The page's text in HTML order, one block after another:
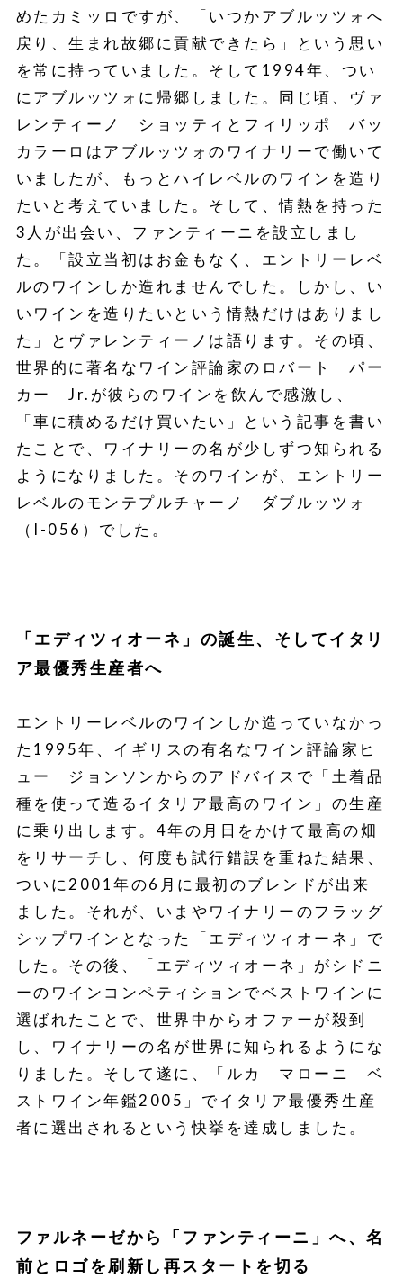
めたカミッロですが、「いつかアブルッツォへ
戻り、生まれ故郷に貢献できたら」という思い
を常に持っていました。そして1994年、つい
にアブルッツォに帰郷しました。同じ頃、ヴァ
レンティーノ ショッティとフィリッポ バッ
カラーロはアブルッツォのワイナリーで働いて
いましたが、もっとハイレベルのワインを造り
たいと考えていました。そして、情熱を持った
3人が出会い、ファンティーニを設立しまし
た。「設立当初はお金もなく、エントリーレベ
ルのワインしか造れませんでした。しかし、い
いワインを造りたいという情熱だけはありまし
た」とヴァレンティーノは語ります。その頃、
世界的に著名なワイン評論家のロバート パー
カー Jr.が彼らのワインを飲んで感激し、
「車に積めるだけ買いたい」という記事を書い
たことで、ワイナリーの名が少しずつ知られる
ようになりました。そのワインが、エントリー
レベルのモンテプルチャーノ ダブルッツォ
（I-056）でした。
「エディツィオーネ」の誕生、そしてイタリ
ア最優秀生産者へ
エントリーレベルのワインしか造っていなかっ
た1995年、イギリスの有名なワイン評論家ヒ
ュー ジョンソンからのアドバイスで「土着品
種を使って造るイタリア最高のワイン」の生産
に乗り出します。4年の月日をかけて最高の畑
をリサーチし、何度も試行錯誤を重ねた結果、
ついに2001年の6月に最初のブレンドが出来
ました。それが、いまやワイナリーのフラッグ
シップワインとなった「エディツィオーネ」で
した。その後、「エディツィオーネ」がシドニ
ーのワインコンペティションでベストワインに
選ばれたことで、世界中からオファーが殺到
し、ワイナリーの名が世界に知られるようにな
りました。そして遂に、「ルカ マローニ ベ
ストワイン年鑑2005」でイタリア最優秀生産
者に選出されるという快挙を達成しました。
ファルネーゼから「ファンティーニ」へ、名
前とロゴを刷新し再スタートを切る